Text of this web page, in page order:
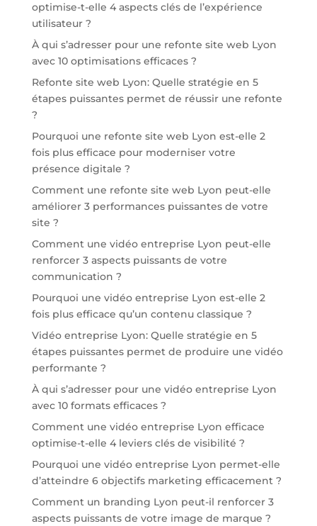
optimise-t-elle 4 aspects clés de l’expérience
utilisateur ?
À qui s’adresser pour une refonte site web Lyon
avec 10 optimisations efficaces ?
Refonte site web Lyon: Quelle stratégie en 5
étapes puissantes permet de réussir une refonte
?
Pourquoi une refonte site web Lyon est-elle 2
fois plus efficace pour moderniser votre
présence digitale ?
Comment une refonte site web Lyon peut-elle
améliorer 3 performances puissantes de votre
site ?
Comment une vidéo entreprise Lyon peut-elle
renforcer 3 aspects puissants de votre
communication ?
Pourquoi une vidéo entreprise Lyon est-elle 2
fois plus efficace qu’un contenu classique ?
Vidéo entreprise Lyon: Quelle stratégie en 5
étapes puissantes permet de produire une vidéo
performante ?
À qui s’adresser pour une vidéo entreprise Lyon
avec 10 formats efficaces ?
Comment une vidéo entreprise Lyon efficace
optimise-t-elle 4 leviers clés de visibilité ?
Pourquoi une vidéo entreprise Lyon permet-elle
d’atteindre 6 objectifs marketing efficacement ?
Comment un branding Lyon peut-il renforcer 3
aspects puissants de votre image de marque ?